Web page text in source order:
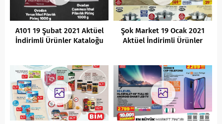
A101 19 Şubat 2021 Aktüel
İndirimli Ürünler Kataloğu
Şok Market 19 Ocak 2021
Aktüel İndirimli Ürünler